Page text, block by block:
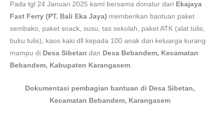
Pada tgl 24 Januari 2025 kami bersama donatur dari Ekajaya
Fast Ferry (PT. Bali Eka Jaya) memberikan bantuan paket
sembako, paket snack, susu, tas sekolah, paket ATK (alat tulis,
buku tulis), kaos kaki dll kepada 100 anak dari keluarga kurang
mampu di Desa Sibetan dan Desa Bebandem, Kecamatan
Bebandem, Kabupaten Karangasem.
Dokumentasi pembagian bantuan di Desa Sibetan,
Kecamatan Bebandem, Karangasem